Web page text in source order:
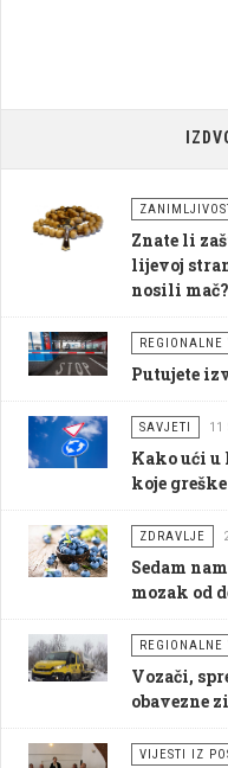
Znate li
lijevoj
nosili mač?
REGIONALNE
Putujete
SAVJETI 11
Kako ući
koje
ZDRAVLJE
Sedam
mozak od
REGIONALNE
Vozači,
obavezne
VIJESTI IZ